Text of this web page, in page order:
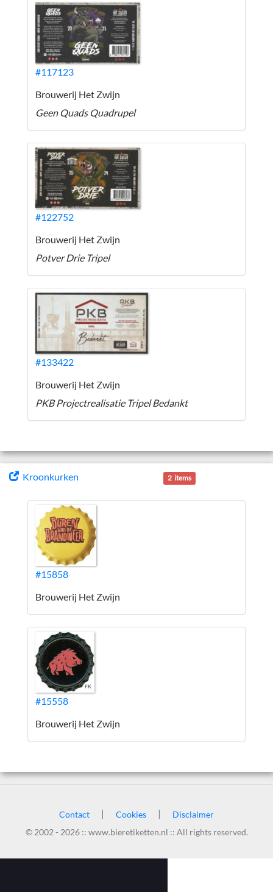
#117123
Brouwerij Het Zwijn
Geen Quads Quadrupel
#122752
Brouwerij Het Zwijn
Potver Drie Tripel
#133422
Brouwerij Het Zwijn
PKB Projectrealisatie Tripel Bedankt
Kroonkurken 2 items
#15858
Brouwerij Het Zwijn
#15558
Brouwerij Het Zwijn
Contact | Cookies | Disclaimer
© 2002 - 2026 :: www.bieretiketten.nl :: All rights reserved.